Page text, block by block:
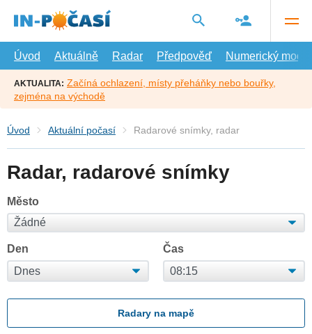
hlavní
Úvod
Aktuálně Radar Předpověď Numerický model
AKTUALITA: Začíná ochlazení, místy přeháňky nebo bouřky,
zejména na východě
Úvod Aktuální počasí Radarové snímky, radar
Radar, radarové snímky
Město
Den Čas
Radary na mapě